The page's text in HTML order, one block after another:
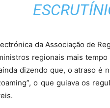
da Associação de
regionais mais
dizendo que, o atraso é
o que guiava os